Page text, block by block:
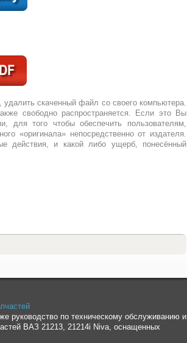
скаченный файл со своего компьютера.
свободно распространяется. Если это Вы
для того чтобы обеспечить пользователям,
«оригинала» непосредственно от издателя.
действия, и какой либо ущерб, понесённый
руководство по техническому обслуживанию и
ВАЗ 21213, 21214i Niva, оснащенных